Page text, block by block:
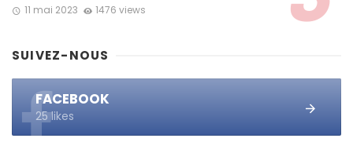
11 mai 2023 1476 views
SUIVEZ-NOUS
FACEBOOK
25 likes